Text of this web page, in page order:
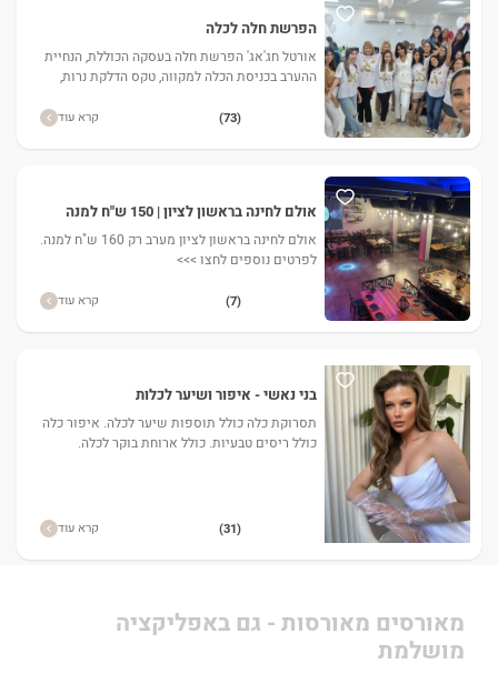
הפרשת חלה לכלה
אורטל חג'אג' הפרשת חלה בעסקה הכוללת, הנחיית
ההערב בכניסת הכלה למקווה, טקס הדלקת נרות,
(73) קרא עוד
אולם לחינה בראשון לציון | 150 ש"ח למנה
אולם לחינה בראשון לציון מערב רק 160 ש"ח למנה.
לפרטים נוספים לחצו >>>
(7) קרא עוד
בני נאשי - איפור ושיער לכלות
תסרוקת כלה כולל תוספות שיער לכלה. איפור כלה
כולל ריסים טבעיות. כולל ארוחת בוקר לכלה.
(31) קרא עוד
מאורסים מאורסות - גם באפליקציה
מושלמת